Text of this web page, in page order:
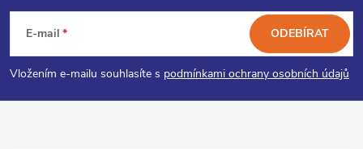
p
E-mail
Vložením e-mailu souhlasíte s podmínkami ochrany osobních údajů
ODEBÍRAT